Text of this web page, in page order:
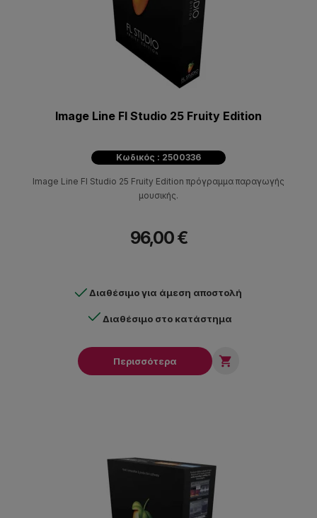
Image Line Fl Studio 25 Fruity Edition
Κωδικός : 2500336
Image Line Fl Studio 25 Fruity Edition πρόγραμμα παραγωγής
μουσικής.
96,00 €
Διαθέσιμο για άμεση αποστολή
Διαθέσιμο στο κατάστημα
Περισσότερα 